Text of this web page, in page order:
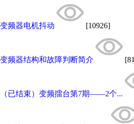
变频器电机抖动 [10926]
变频器结构和故障判断简介
（已结束）变频擂台第7期——2个...